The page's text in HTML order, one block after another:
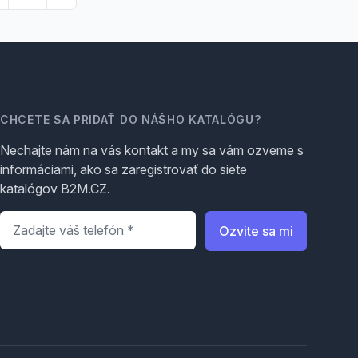
CHCETE SA PRIDAŤ DO NÁŠHO KATALÓGU?
Nechajte nám na vás kontakt a my sa vám ozveme s
informáciami, ako sa zaregistrovať do siete
katalógov B2M.CZ.
Telefón
Ozvite sa mi